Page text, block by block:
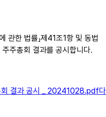
관한 법률」제41조1항 및 동법
주총회 결과를 공시합니다.
회 결과 공시 _ 20241028.pdf다